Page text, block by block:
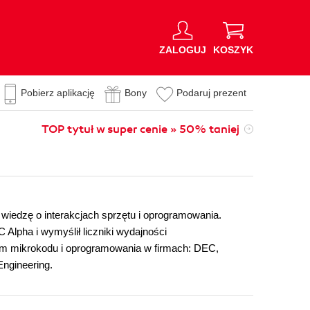
ZALOGUJ KOSZYK
Pobierz aplikację Bony Podaruj prezent
TOP tytuł w super cenie » 50% taniej
o interakcjach sprzętu i oprogramowania.
Alpha i wymyślił liczniki wydajności
mikrokodu i oprogramowania w firmach: DEC,